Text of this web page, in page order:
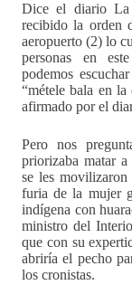
Dice el diario La
recibido la orden
aeropuerto (2) lo
personas en
podemos
“métele bala en
afirmado por el
Pero nos
priorizaba matar a
se les movilizaron
furia de la mujer
indígena con
ministro del
que con su
abriría el pecho
los cronistas.